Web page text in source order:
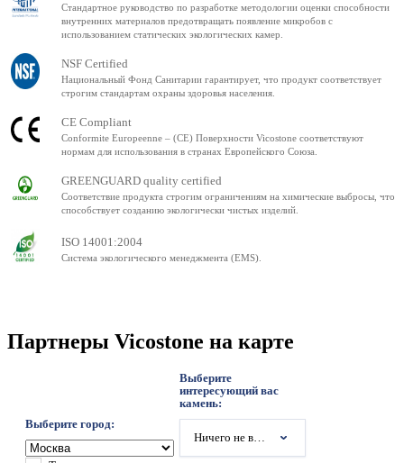
Стандартное руководство по разработке методологии оценки способности
внутренних материалов предотвращать появление микробов с
использованием статических экологических камер.
NSF Certified
Национальный Фонд Санитарии гарантирует, что продукт соответствует
строгим стандартам охраны здоровья населения.
CE Compliant
Conformite Europeenne – (CE) Поверхности Vicostone соответствуют
нормам для использования в странах Европейского Союза.
GREENGUARD quality certified
Соответствие продукта строгим ограничениям на химические выбросы, что
способствует созданию экологически чистых изделий.
ISO 14001:2004
Система экологического менеджмента (EMS).
Партнеры Vicostone на карте
Выберите город:
Выберите
интересующий вас
камень:
Ничего не выбрано